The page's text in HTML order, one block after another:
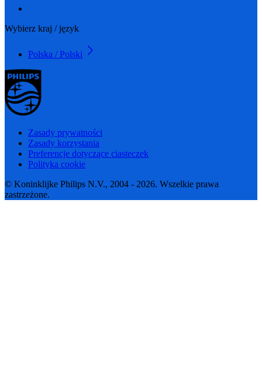
Wybierz kraj / język
Polska / Polski
Zasady prywatności
Zasady korzystania
Preferencje dotyczące ciasteczek
Polityka cookie
© Koninklijke Philips N.V., 2004 - 2026. Wszelkie prawa
zastrzeżone.